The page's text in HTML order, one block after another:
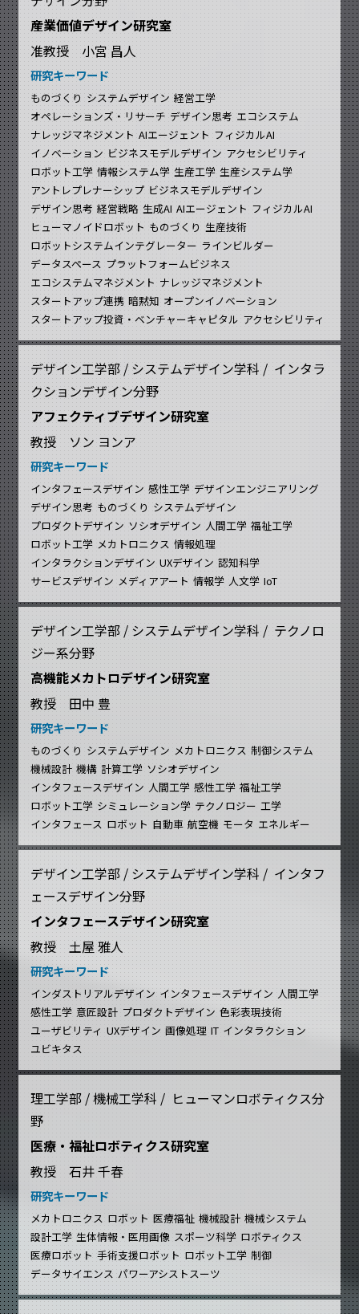
産業価値デザイン研究室
准教授 小宮 昌人
研究キーワード
ものづくり システムデザイン 経営工学
オペレーションズ・リサーチ デザイン思考 エコシステム
ナレッジマネジメント AIエージェント フィジカルAI
イノベーション ビジネスモデルデザイン アクセシビリティ
ロボット工学 情報システム学 生産工学 生産システム学
アントレプレナーシップ ビジネスモデルデザイン
デザイン思考 経営戦略 生成AI AIエージェント フィジカルAI
ヒューマノイドロボット ものづくり 生産技術
ロボットシステムインテグレーター ラインビルダー
データスペース プラットフォームビジネス
エコシステムマネジメント ナレッジマネジメント
スタートアップ連携 暗黙知 オープンイノベーション
スタートアップ投資・ベンチャーキャピタル アクセシビリティ
デザイン工学部 / システムデザイン学科 / インタラ
クションデザイン分野
アフェクティブデザイン研究室
教授 ソン ヨンア
研究キーワード
インタフェースデザイン 感性工学 デザインエンジニアリング
デザイン思考 ものづくり システムデザイン
プロダクトデザイン ソシオデザイン 人間工学 福祉工学
ロボット工学 メカトロニクス 情報処理
インタラクションデザイン UXデザイン 認知科学
サービスデザイン メディアアート 情報学 人文学 IoT
デザイン工学部 / システムデザイン学科 / テクノロ
ジー系分野
高機能メカトロデザイン研究室
教授 田中 豊
研究キーワード
ものづくり システムデザイン メカトロニクス 制御システム
機械設計 機構 計算工学 ソシオデザイン
インタフェースデザイン 人間工学 感性工学 福祉工学
ロボット工学 シミュレーション学 テクノロジー 工学
インタフェース ロボット 自動車 航空機 モータ エネルギー
デザイン工学部 / システムデザイン学科 / インタフ
ェースデザイン分野
インタフェースデザイン研究室
教授 土屋 雅人
研究キーワード
インダストリアルデザイン インタフェースデザイン 人間工学
感性工学 意匠設計 プロダクトデザイン 色彩表現技術
ユーザビリティ UXデザイン 画像処理 IT インタラクション
ユビキタス
理工学部 / 機械工学科 / ヒューマンロボティクス分
野
医療・福祉ロボティクス研究室
教授 石井 千春
研究キーワード
メカトロニクス ロボット 医療福祉 機械設計 機械システム
設計工学 生体情報・医用画像 スポーツ科学 ロボティクス
医療ロボット 手術支援ロボット ロボット工学 制御
データサイエンス パワーアシストスーツ